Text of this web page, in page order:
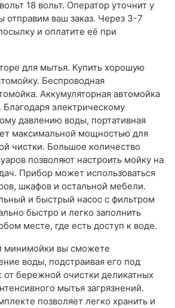
18 вольт. Оператор уточнит у
отправим ваш заказ. Через 3-7
и оплатите её при
для мытья. Купить хорошую
Беспроводная
Аккумуляторная автомойка
электрическому
давлению воды, портативная
максимальной мощностью для
чистки. Большое количество
позволяют настроить мойку на
Прибор может использоваться
шкафов и остальной мебели.
и быстрый насос с фильтром
быстро и легко заполнить
месте, где есть доступ к воде.
вы сможете
воды, подстраивая его под
от бережной очистки деликатных
мытья загрязнений.
позволяет легко хранить и